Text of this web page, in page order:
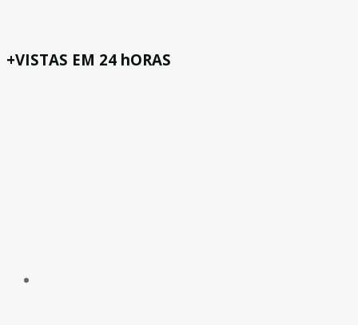
+VISTAS EM 24 hORAS